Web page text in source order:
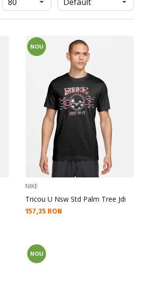
NOU
NIKE
Tricou U Nsw Std Palm Tree Jdi
Текуща цена:
157,35 RON
NOU